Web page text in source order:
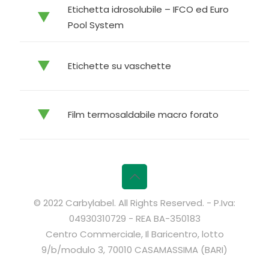
Etichetta idrosolubile – IFCO ed Euro
Pool System
Etichette su vaschette
Film termosaldabile macro forato
© 2022 Carbylabel. All Rights Reserved. - P.Iva:
04930310729 - REA BA-350183
Centro Commerciale, Il Baricentro, lotto
9/b/modulo 3, 70010 CASAMASSIMA (BARI)